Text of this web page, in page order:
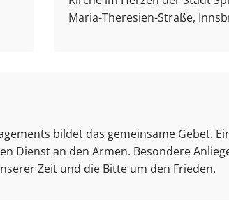
Maria-Theresien-Straße,
bildet das gemeinsame Gebet.
Dienst an den Armen. Besondere
Zeit und die Bitte um den Frieden.